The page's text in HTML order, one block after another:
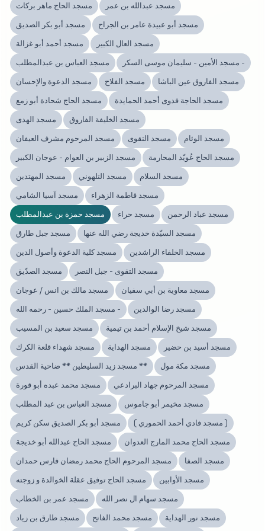
مسجد الحاج ماهر بركات
مسجد عبدالله بن عمر
مسجد أبو بكر الصديق
مسجد أبو عبيدة عامر بن الجراح
مسجد أحمد أبو غزالة
مسجد العال الكبير
مسجد العباس بن عبدالمطلب
مسجد الأمين - سليمان موسى السكر -
مسجد الدعوة والإحسان
مسجد الفلاح
مسجد الفاروق عين الباشا
مسجد الحاج شحادة أبو زمع
مسجد الحاجة فدوى أحمد الحمايدة
مسجد الهدى
مسجد الخليفة الفاروق
مسجد المرحوم مشرف العيفان
مسجد التقوى
مسجد الوئام
مسجد الزبير بن العوام - عوجان الكبير
مسجد الحاج عُويّد المحارمة
مسجد المهتدين
مسجد التلهوني
مسجد السلام
مسجد آسيا الشامي
مسجد فاطمة الزهراء
مسجد حمزة بن عبدالمطلب
مسجد حراء
مسجد عباد الرحمن
مسجد جبل طارق
مسجد السيّدة خديجة رضي الله عنها
مسجد كلية الدعوة وأصول الدين
مسجد الخلفاء الراشدين
مسجد الصدّيق
مسجد التقوى - جبل النصر
مسجد مالك بن انس / عوجان
مسجد معاوية بن أبي سفيان
مسجد الملك حسين - رحمه الله -
مسجد رضا الوالدين
مسجد سعيد بن المسيب
مسجد شيخ الإسلام أحمد بن تيمية
مسجد شهداء قلعة الكرك
مسجد الهداية
مسجد أسيد بن حضير
مسجد زيد السليطين ** ضاحية القدس **
مسجد مكة مول
مسجد محمد عبده أبو قورة
مسجد المرحوم جهاد البرادعي
مسجد العباس بن عبد المطلب
مسجد مخيمر أبو جاموس
مسجد أبو بكر الصديق سكن كريم
( مسجد فادي أحمد الحموري )
مسجد الحاج عبدالله أبو خديجة
مسجد الحاج محمد المارج العدوان
مسجد المرحوم الحاج محمد رمضان فارس حمدان
مسجد الصفا
مسجد الحاج توفيق عقلة الخوالدة و زوجته
مسجد الأوابين
مسجد عمر بن الخطاب
مسجد سهام ال نصر الله
مسجد طارق بن زياد
مسجد محمد الفاتح
مسجد نور الهداية